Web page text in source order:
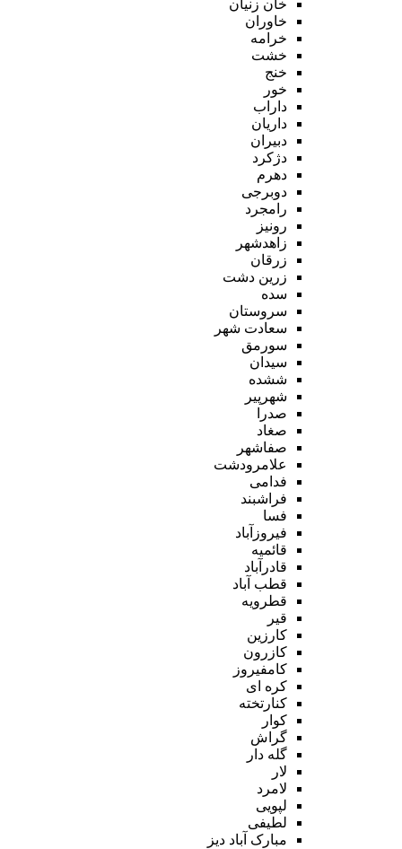
خان زنیان
خاوران
خرامه
خشت
خنج
خور
داراب
داریان
دبیران
دژکرد
دهرم
دوبرجی
رامجرد
رونیز
زاهدشهر
زرقان
زرین دشت
سده
سروستان
سعادت شهر
سورمق
سیدان
ششده
شهرپیر
صدرا
صغاد
صفاشهر
علامرودشت
فدامی
فراشبند
فسا
فیروزآباد
قائمیه
قادرآباد
قطب آباد
قطرویه
قیر
کارزین
کازرون
کامفیروز
کره ای
کنارتخته
کوار
گراش
گله دار
لار
لامرد
لپویی
لطیفی
مبارک آباد دیز